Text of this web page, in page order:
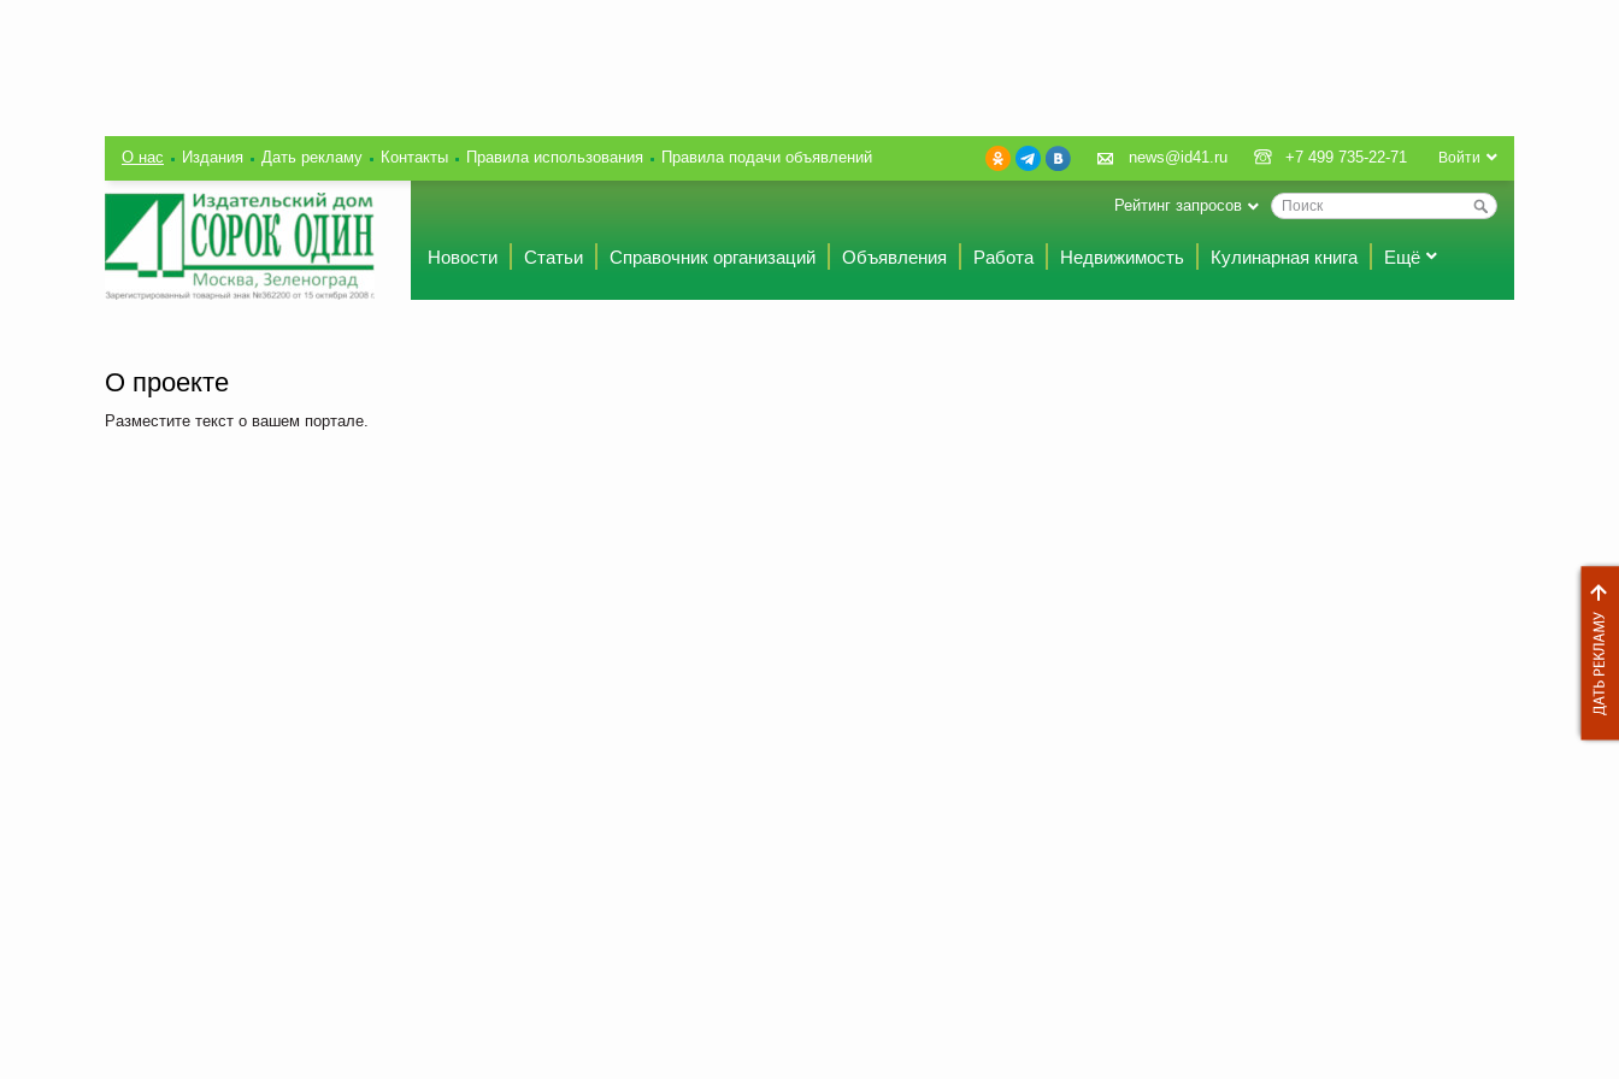
О нас Издания Дать рекламу Контакты Правила использования Правила подачи объявлений Войти
news@id41.ru +7 499 735-22-71
Рейтинг запросов
Новости Статьи Справочник организаций Объявления Работа Недвижимость Кулинарная книга Ещё
О проекте
Разместите текст о вашем портале.